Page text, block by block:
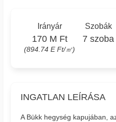
Irányár
170 M Ft
(894.74 E Ft/㎡)
Szobák
7 szoba
INGATLAN LEÍRÁSA
A Bükk hegység kapujában,